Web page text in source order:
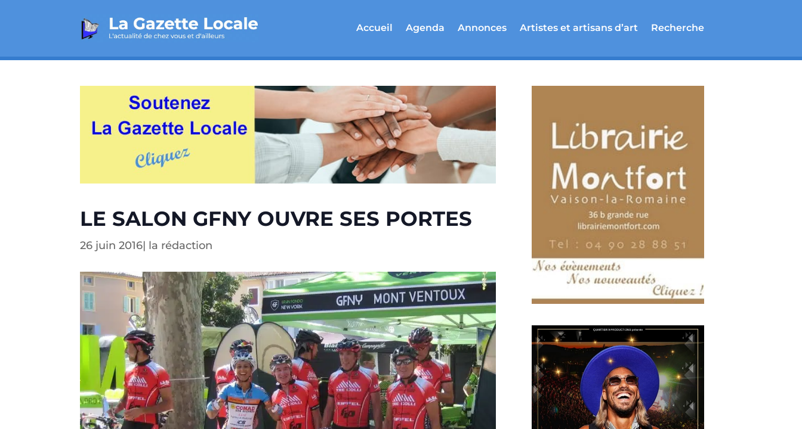
Accueil Agenda Annonces Artistes et artisans d’art Recherche
LE SALON GFNY OUVRE SES PORTES
26 juin 2016| la rédaction